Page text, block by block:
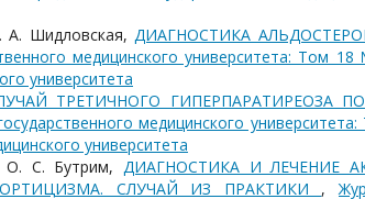
А. Шидловская,ДИАГНОСТИКА
медицинского университета: Том
университета
ТРЕТИЧНОГО ГИПЕРПАРАТИРЕОЗА
медицинского
университета
О. С. Бутрим, ДИАГНОСТИКА И ЛЕЧЕНИЕ
СЛУЧАЙ ИЗ ПРАКТИКИ ,